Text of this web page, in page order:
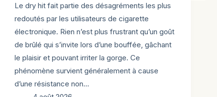
Le dry hit fait partie des désagréments les plus
redoutés par les utilisateurs de cigarette
électronique. Rien n’est plus frustrant qu’un goût
de brûlé qui s’invite lors d’une bouffée, gâchant
le plaisir et pouvant irriter la gorge. Ce
phénomène survient généralement à cause
d’une résistance non…